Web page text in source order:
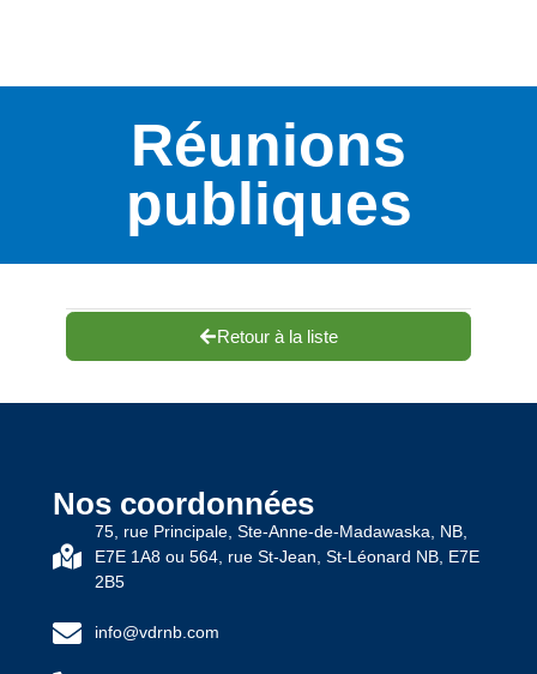
Réunions
publiques
Retour à la liste
Nos coordonnées
75, rue Principale, Ste-Anne-de-Madawaska, NB,
E7E 1A8 ou 564, rue St-Jean, St-Léonard NB, E7E
2B5
info@vdrnb.com